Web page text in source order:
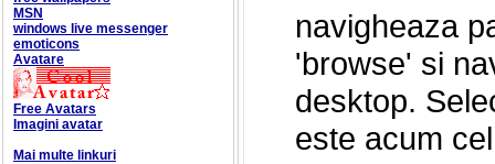
MSN
windows live messenger
emoticons
Avatare
Free Avatars
Imagini avatar
Mai multe linkuri
navigheaza
'browse' si
desktop.
este acum